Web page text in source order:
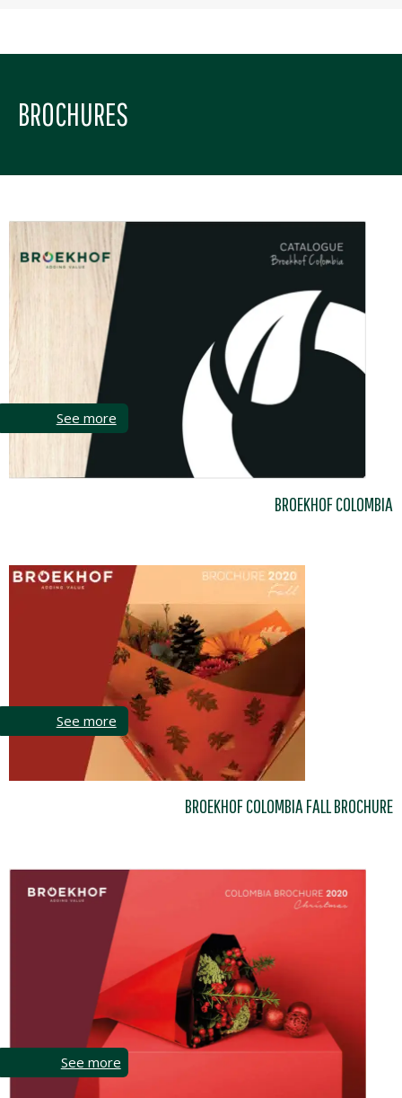
BROCHURES
BROEKHOF COLOMBIA
See more
BROEKHOF COLOMBIA FALL BROCHURE
See more
See more